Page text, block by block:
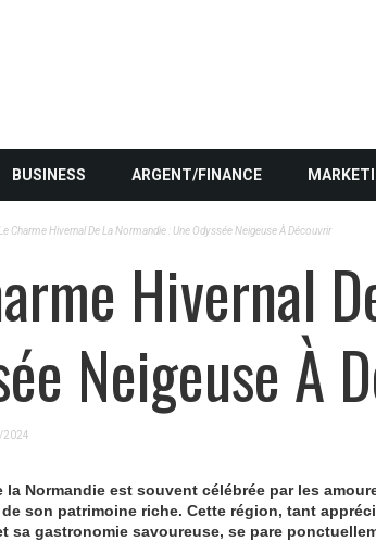
BUSINESS ARGENT/FINANCE
Charme Hivernal De La Normandie : Une Odyssée Neigeuse À Découvrir
Hivernal
Neigeuse À
2024
la Normandie est souvent célébrée par les
son patrimoine riche. Cette région, tant
sa gastronomie savoureuse, se pare